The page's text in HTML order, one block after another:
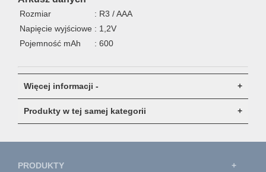
Rozmiar
: R3 / AAA
Napięcie wyjściowe : 1,2V
Pojemność mAh
: 600
Więcej informacji -
Produkty w tej samej kategorii
PRODUKTY